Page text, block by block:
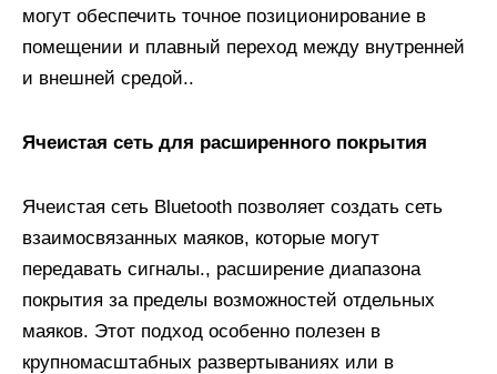
могут обеспечить точное позиционирование в
помещении и плавный переход между внутренней
и внешней средой..
Ячеистая сеть для расширенного покрытия
Ячеистая сеть Bluetooth позволяет создать сеть
взаимосвязанных маяков, которые могут
передавать сигналы., расширение диапазона
покрытия за пределы возможностей отдельных
маяков. Этот подход особенно полезен в
крупномасштабных развертываниях или в